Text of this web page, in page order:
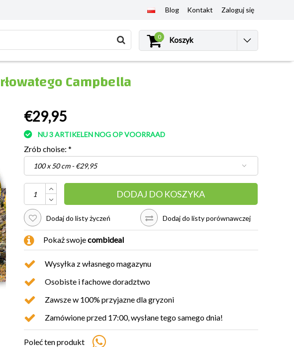
Blog Kontakt Zaloguj się
0 Koszyk
Campbella
€29,95
NU 3 ARTIKELEN NOG OP VOORRAAD
Zrób choise: *
DODAJ DO KOSZYKA
Dodaj do listy życzeń Dodaj do listy porównawczej
Pokaż swojecombideal
Wysyłka z własnego magazynu
Osobiste i fachowe doradztwo
Zawsze w 100% przyjazne dla gryzoni
Zamówione przed 17:00, wysłane tego samego dnia!
Poleć ten produkt